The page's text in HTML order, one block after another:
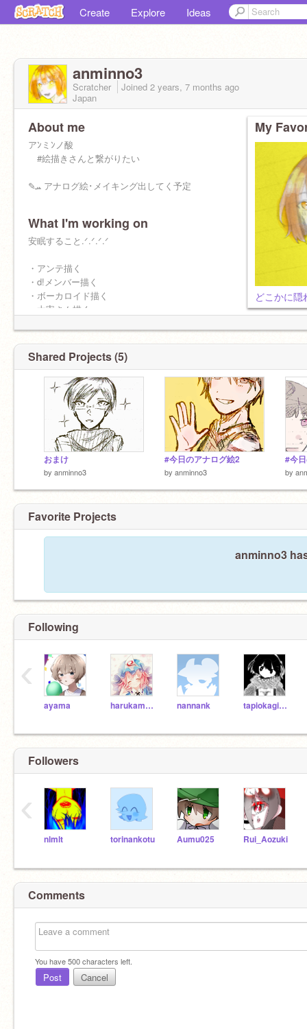
Create Explore Ideas
anminno3
Scratcher Joined 2 years, 7 months ago
Japan
About me
アﾝミﾝノ酸
#絵描きさんと繋がりたい
✎ܚ アナログ絵･メイキング出してく予定
What I'm working on
安眠すること.ᐟ.ᐟ.ᐟ.ᐟ
・アンテ描く
・d!メンバー描く
・ボーカロイド描く
・太宰さん描く
My
どこかに隠
Shared Projects (5)
おまけ
by anminno3
#今日のアナログ絵2
by anminno3
#今
by
Favorite Projects
anminno3
Following
ayama harukamagical nannank tapiokagiyuu
‹
Followers
nlmlt torinankotu Aumu025 Rui_Aozuki
‹
Comments
You have500characters left.
Post Cancel